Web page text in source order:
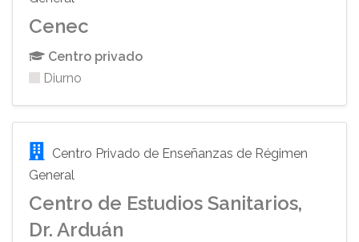
Cenec
Centro privado
Diurno
Centro Privado de Enseñanzas de Régimen
General
Centro de Estudios Sanitarios,
Dr. Arduán